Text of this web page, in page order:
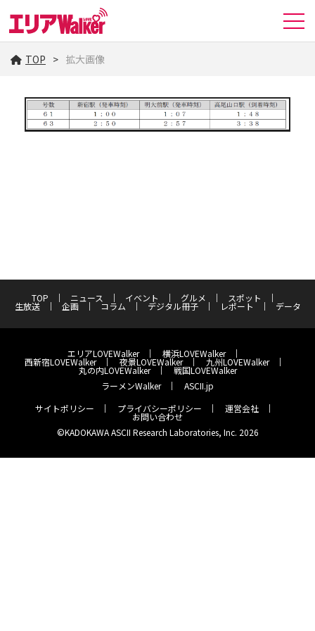
TOP 拡大画像
TOP ニュース イベント グルメ スポット
生放送 企画 コラム デジタル冊子 レポート データ
エリアLOVEWalker 横浜LOVEWalker
西新宿LOVEWalker 夜景LOVEWalker 九州LOVEWalker
丸の内LOVEWalker
戦国LOVEWalker
ラーメンWalker
ASCII.jp
サイトポリシー
プライバシーポリシー 運営会社
お問い合わせ
©KADOKAWA ASCII Research Laboratories, Inc. 2026